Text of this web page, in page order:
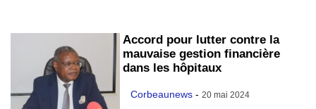
Accord pour lutter contre la
mauvaise gestion financière
dans les hôpitaux
Corbeaunews - 20 mai 2024